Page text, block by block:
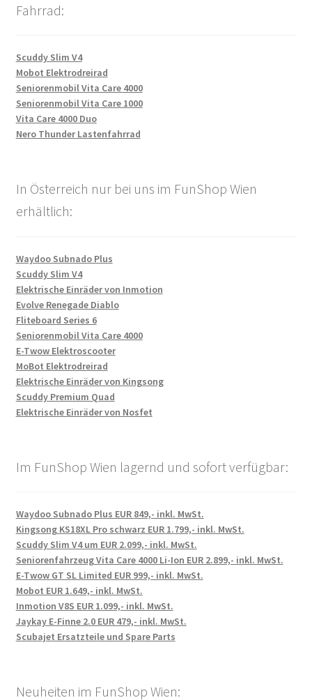
Fahrrad:
Scuddy Slim V4
Mobot Elektrodreirad
Seniorenmobil Vita Care 4000
Seniorenmobil Vita Care 1000
Vita Care 4000 Duo
Nero Thunder Lastenfahrrad
In Österreich nur bei uns im FunShop Wien
erhältlich:
Waydoo Subnado Plus
Scuddy Slim V4
Elektrische Einräder von Inmotion
Evolve Renegade Diablo
Fliteboard Series 6
Seniorenmobil Vita Care 4000
E-Twow Elektroscooter
MoBot Elektrodreirad
Elektrische Einräder von Kingsong
Scuddy Premium Quad
Elektrische Einräder von Nosfet
Im FunShop Wien lagernd und sofort verfügbar:
Waydoo Subnado Plus EUR 849,- inkl. MwSt.
Kingsong KS18XL Pro schwarz EUR 1.799,- inkl. MwSt.
Scuddy Slim V4 um EUR 2.099,- inkl. MwSt.
Seniorenfahrzeug Vita Care 4000 Li-Ion EUR 2.899,- inkl. MwSt.
E-Twow GT SL Limited EUR 999,- inkl. MwSt.
Mobot EUR 1.649,- inkl. MwSt.
Inmotion V8S EUR 1.099,- inkl. MwSt.
Jaykay E-Finne 2.0 EUR 479,- inkl. MwSt.
Scubajet Ersatzteile und Spare Parts
Neuheiten im FunShop Wien: